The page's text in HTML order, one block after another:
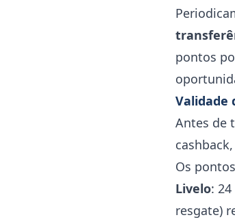
pontos
Validade
Antes de
Os
Livelo:
resgate)